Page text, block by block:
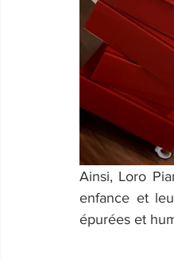
Ainsi, Loro
enfance et
épurées et